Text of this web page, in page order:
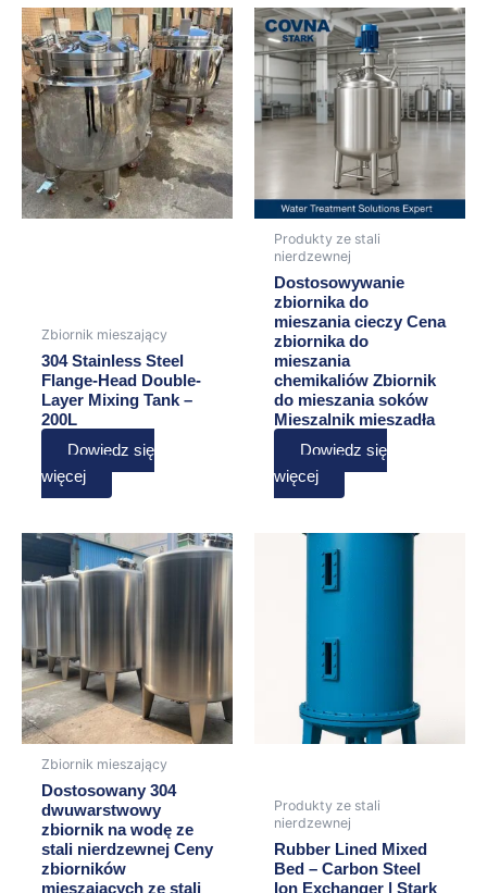
Zbiornik mieszający
304 Stainless Steel
Flange-Head Double-
Layer Mixing Tank –
200L
Dowiedz się
więcej
Produkty ze stali
nierdzewnej
Dostosowywanie
zbiornika do
mieszania cieczy Cena
zbiornika do
mieszania
chemikaliów Zbiornik
do mieszania soków
Mieszalnik mieszadła
Dowiedz się
więcej
Zbiornik mieszający
Dostosowany 304
dwuwarstwowy
zbiornik na wodę ze
stali nierdzewnej Ceny
zbiorników
mieszających ze stali
Produkty ze stali
nierdzewnej
Rubber Lined Mixed
Bed – Carbon Steel
Ion Exchanger | Stark